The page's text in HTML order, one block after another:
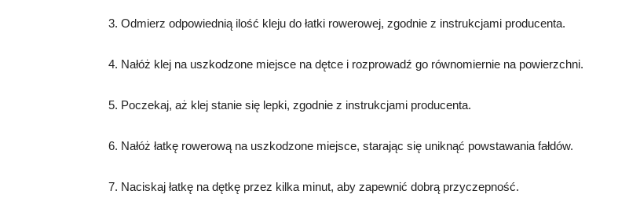
3. Odmierz odpowiednią ilość kleju do łatki rowerowej, zgodnie z instrukcjami producenta.
4. Nałóż klej na uszkodzone miejsce na dętce i rozprowadź go równomiernie na powierzchni.
5. Poczekaj, aż klej stanie się lepki, zgodnie z instrukcjami producenta.
6. Nałóż łatkę rowerową na uszkodzone miejsce, starając się uniknąć powstawania fałdów.
7. Naciskaj łatkę na dętkę przez kilka minut, aby zapewnić dobrą przyczepność.